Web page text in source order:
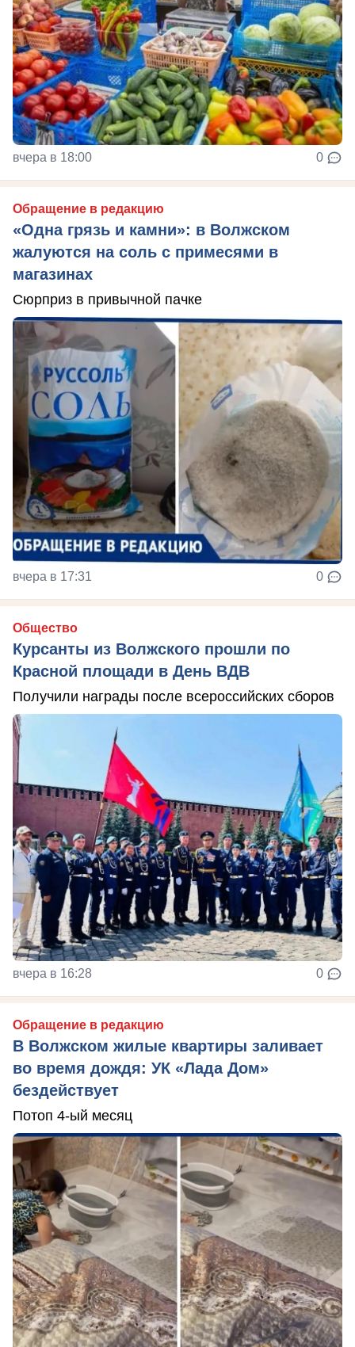
вчера в 18:00 0
Обращение в редакцию
«Одна грязь и камни»: в Волжском
жалуются на соль с примесями в
магазинах
Сюрприз в привычной пачке
вчера в 17:31 0
Общество
Курсанты из Волжского прошли по
Красной площади в День ВДВ
Получили награды после всероссийских сборов
вчера в 16:28 0
Обращение в редакцию
В Волжском жилые квартиры заливает
во время дождя: УК «Лада Дом»
бездействует
Потоп 4-ый месяц